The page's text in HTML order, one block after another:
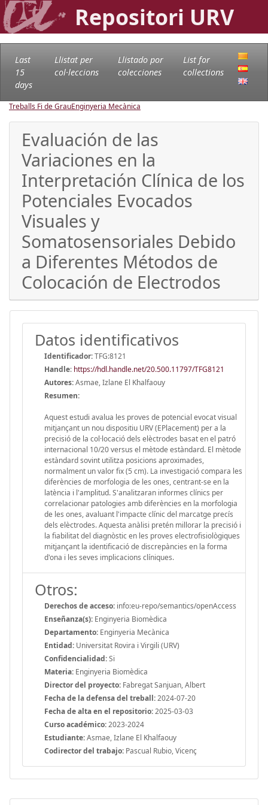
Repositori URV
Last
15
days
Llistat per
col·leccions
Llistado por
colecciones
List for
collections
Treballs Fi de GrauEnginyeria Mecànica
Evaluación de las
Variaciones en la
Interpretación Clínica de los
Potenciales Evocados
Visuales y
Somatosensoriales Debido
a Diferentes Métodos de
Colocación de Electrodos
Datos identificativos
Identificador:TFG:8121
Handle: https://hdl.handle.net/20.500.11797/TFG8121
Autores:Asmae, Izlane El Khalfaouy
Resumen:
Aquest estudi avalua les proves de potencial evocat visual
mitjançant un nou dispositiu URV (EPlacement) per a la
precisió de la col·locació dels elèctrodes basat en el patró
internacional 10/20 versus el mètode estàndard. El mètode
estàndard sovint utilitza posicions aproximades,
normalment un valor fix (5 cm). La investigació compara les
diferències de morfologia de les ones, centrant-se en la
latència i l'amplitud. S'analitzaran informes clínics per
correlacionar patologies amb diferències en la morfologia
de les ones, avaluant l'impacte clínic del marcatge precís
dels elèctrodes. Aquesta anàlisi pretén millorar la precisió i
la fiabilitat del diagnòstic en les proves electrofisiològiques
mitjançant la identificació de discrepàncies en la forma
d'ona i les seves implicacions clíniques.
Otros:
Derechos de acceso: info:eu-repo/semantics/openAccess
Enseñanza(s): Enginyeria Biomèdica
Departamento: Enginyeria Mecànica
Entidad: Universitat Rovira i Virgili (URV)
Confidencialidad:Si
Materia: Enginyeria Biomèdica
Director del proyecto: Fabregat Sanjuan, Albert
Fecha de la defensa del treball:2024-07-20
Fecha de alta en el repositorio:2025-03-03
Curso académico:2023-2024
Estudiante:Asmae, Izlane El Khalfaouy
Codirector del trabajo: Pascual Rubio, Vicenç